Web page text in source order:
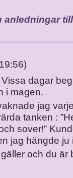
anledningar
dagar
i magen.
jag
tanken :
sover!”
jag hängde ju
och du är